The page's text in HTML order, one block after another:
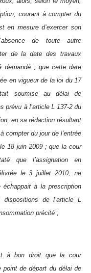
courant à compter du
en mesure d’exercer son
de toute autre
de la date des travaux
demandé ; que cette date
en vigueur de la loi du 17
soumise au délai de
prévu à l’article L 137-2 du
en sa rédaction résultant
compter du jour de l’entrée
18 juin 2009 ; que la cour
que l’assignation en
le 3 juillet 2010, ne
échappait à la prescription
dispositions de l’article L
précité ;
à bon droit que la cour
point de départ du délai de